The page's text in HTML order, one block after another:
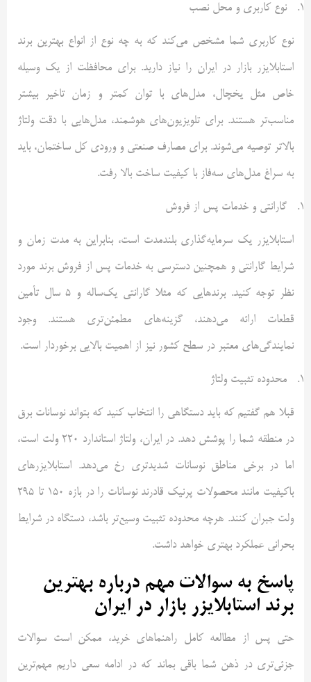
نوع کاربری و محل نصب
نوع کاربری شما مشخص می‌کند که به چه نوع از انواع بهترین برند
استابلایزر بازار در ایران را نیاز دارید. برای محافظت از یک وسیله
خاص مثل یخچال، مدل‌های با توان کمتر و زمان تاخیر بیشتر
مناسب‌تر هستند. برای تلویزیون‌های هوشمند، مدل‌هایی با دقت ولتاژ
بالاتر توصیه می‌شوند. برای مصارف صنعتی و ورودی کل ساختمان، باید
به سراغ مدل‌های سه‌فاز با کیفیت ساخت بالا رفت.
گارانتی و خدمات پس از فروش
استابلایزر یک سرمایه‌گذاری بلندمدت است، بنابراین به مدت زمان و
شرایط گارانتی و همچنین دسترسی به خدمات پس از فروش برند مورد
نظر توجه کنید. برندهایی که مثلا گارانتی یک‌ساله و 5 سال تأمین
قطعات ارائه می‌دهند، گزینه‌های مطمئن‌تری هستند. وجود
نمایندگی‌های معتبر در سطح کشور نیز از اهمیت بالایی برخوردار است.
محدوده تثبیت ولتاژ
قبلا هم گفتیم که باید دستگاهی را انتخاب کنید که بتواند نوسانات برق
در منطقه شما را پوشش دهد. در ایران، ولتاژ استاندارد 220 ولت است،
اما در برخی مناطق نوسانات شدیدتری رخ می‌دهد. استابلایزرهای
باکیفیت مانند محصولات پرنیک قادرند نوسانات را در بازه 150 تا 295
ولت جبران کنند. هرچه محدوده تثبیت وسیع‌تر باشد، دستگاه در شرایط
بحرانی عملکرد بهتری خواهد داشت.
پاسخ به سوالات مهم درباره بهترین
برند استابلایزر بازار در ایران
حتی پس از مطالعه کامل راهنماهای خرید، ممکن است سوالات
جزئی‌تری در ذهن شما باقی بماند که در ادامه سعی داریم مهم‌ترین